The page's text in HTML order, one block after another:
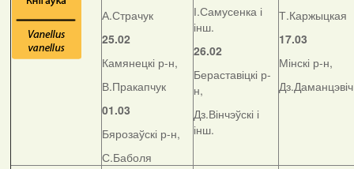
А.Страчук
25.02
Камянецкі р-н,
В.Пракапчук
01.03
Бярозаўскі р-н,
С.Баболя
І.Самусенка і
інш.
26.02
Бераставіцкі р-
н,
Дз.Вінчэўскі і
інш.
Т.Каржыцкая
17.03
Мінскі р-н,
Дз.Даманцэвіч